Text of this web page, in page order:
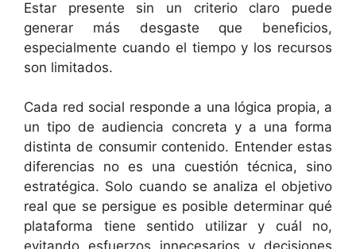
Estar presente sin un criterio claro puede
generar más desgaste que beneficios,
especialmente cuando el tiempo y los recursos
son limitados.
Cada red social responde a una lógica propia, a
un tipo de audiencia concreta y a una forma
distinta de consumir contenido. Entender estas
diferencias no es una cuestión técnica, sino
estratégica. Solo cuando se analiza el objetivo
real que se persigue es posible determinar qué
plataforma tiene sentido utilizar y cuál no,